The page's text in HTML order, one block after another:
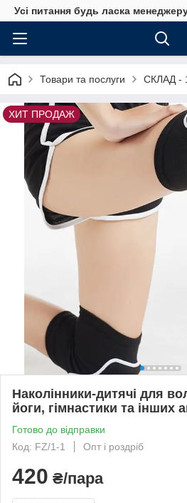
Усі питання будь ласка
Товари та послуги СКЛАД -
ХИТ ПРОДАЖ
Наколінники-дитячі для
йоги, гімнастики та інших
Готово до відправки
Код: FZ/1-1
Опт і роздріб
420 ₴/пара